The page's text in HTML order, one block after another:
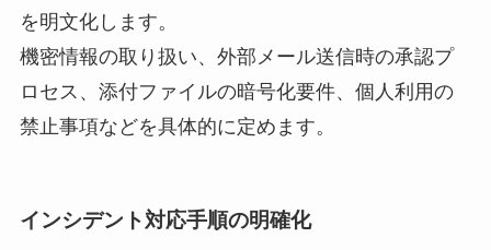
を明文化します。
機密情報の取り扱い、外部メール送信時の承認プ
ロセス、添付ファイルの暗号化要件、個人利用の
禁止事項などを具体的に定めます。
インシデント対応手順の明確化